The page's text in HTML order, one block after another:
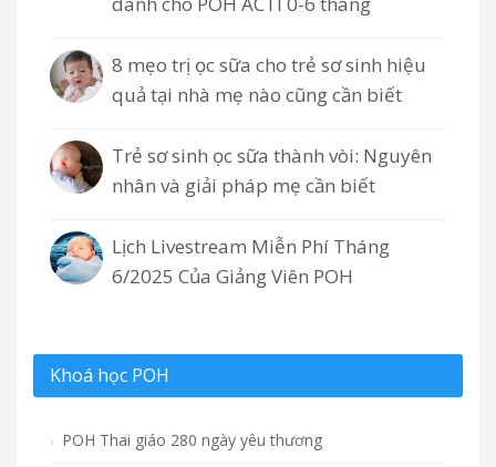
8 mẹo trị ọc sữa cho trẻ sơ sinh hiệu
quả tại nhà mẹ nào cũng cần biết
Trẻ sơ sinh ọc sữa thành vòi: Nguyên
nhân và giải pháp mẹ cần biết
Lịch Livestream Miễn Phí Tháng
6/2025 Của Giảng Viên POH
Khoá học POH
POH Thai giáo 280 ngày yêu thương